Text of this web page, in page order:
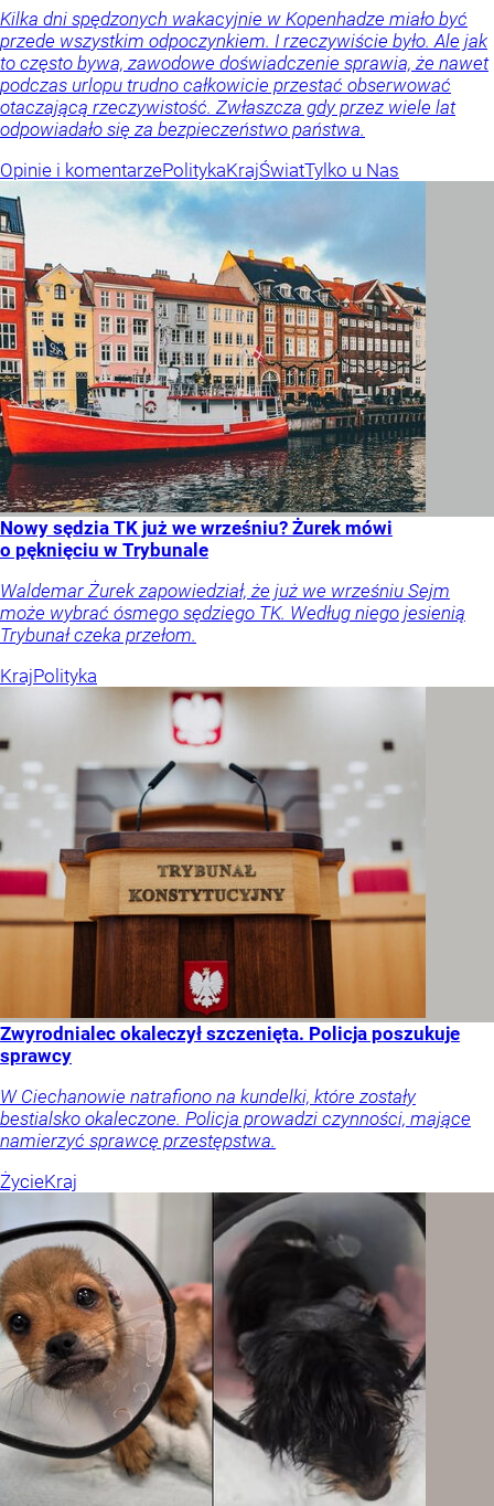
Kilka dni spędzonych wakacyjnie w Kopenhadze miało być
przede wszystkim odpoczynkiem. I rzeczywiście było. Ale jak
to często bywa, zawodowe doświadczenie sprawia, że nawet
podczas urlopu trudno całkowicie przestać obserwować
otaczającą rzeczywistość. Zwłaszcza gdy przez wiele lat
odpowiadało się za bezpieczeństwo państwa.
Opinie i komentarzePolitykaKrajŚwiatTylko u Nas
Nowy sędzia TK już we wrześniu? Żurek mówi
o pęknięciu w Trybunale
Waldemar Żurek zapowiedział, że już we wrześniu Sejm
może wybrać ósmego sędziego TK. Według niego jesienią
Trybunał czeka przełom.
KrajPolityka
Zwyrodnialec okaleczył szczenięta. Policja poszukuje
sprawcy
W Ciechanowie natrafiono na kundelki, które zostały
bestialsko okaleczone. Policja prowadzi czynności, mające
namierzyć sprawcę przestępstwa.
ŻycieKraj